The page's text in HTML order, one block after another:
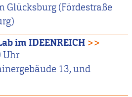
Glücksburg (Fördestraße
im IDEENREICH >>
Uhr
13, und